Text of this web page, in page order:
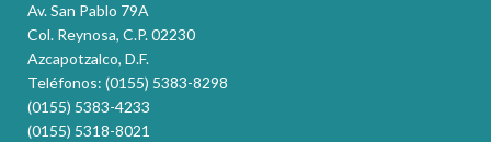
Av. San Pablo 79A
Col. Reynosa, C.P. 02230
Azcapotzalco, D.F.
Teléfonos: (0155) 5383-8298
(0155) 5383-4233
(0155) 5318-8021